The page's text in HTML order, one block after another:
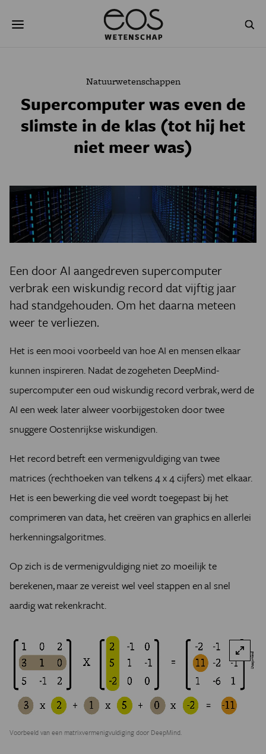
naar
NATUURWETENSCHAPPEN GESCHIEDENIS
PSYCHE & BREIN BLOGS
PODCAST AGENDA
JONGE UITDAGERS
Natuurwetenschappen
Supercomputer was even de
slimste in de klas (tot hij het
niet meer was)
Een door AI aangedreven supercomputer
verbrak een wiskundig record dat vijftig jaar
had standgehouden. Om het daarna meteen
weer te verliezen.
Het is een mooi voorbeeld van hoe AI en mensen elkaar
kunnen inspireren. Nadat de zogeheten DeepMind-
supercomputer een oud wiskundig record verbrak, werd de
AI een week later alweer voorbijgestoken door twee
snuggere Oostenrijkse wiskundigen.
Het record betreft een vermenigvuldiging van twee
matrices (rechthoeken van telkens 4 x 4 cijfers) met elkaar.
Het is een bewerking die veel wordt toegepast bij het
comprimeren van data, het creëren van graphics en allerlei
herkenningsalgoritmes.
Op zich is de vermenigvuldiging niet zo moeilijk te
berekenen, maar ze vereist wel veel stappen en al snel
aardig wat rekenkracht.
Voorbeeld van een matrixvermenigvuldiging door DeepMind.